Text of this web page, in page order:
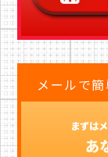
メールで
まずは
あ